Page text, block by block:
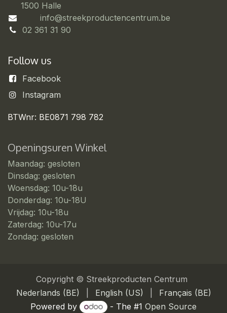
​1500 Halle
info@streekproductencentrum.be
02 361 31 90
Follow us
Facebook
Instagram
BTWnr: BE0871 798 782
Openingsuren Winkel
Maandag: gesloten
Dinsdag: gesloten
Woensdag: 10u-18u
Donderdag: 10u-18U
Vrijdag: 10u-18u
Zaterdag: 10u-17u
Zondag: gesloten
Copyright © Streekproducten Centrum
Nederlands (BE)
English (US)
Français (BE)
Powered by
- The #1 Open Source